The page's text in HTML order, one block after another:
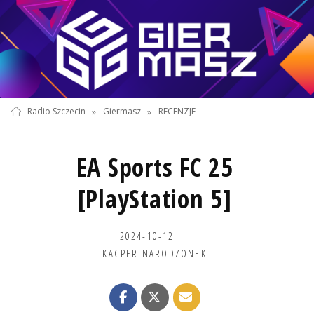
Radio Szczecin » Giermasz » RECENZJE
EA Sports FC 25
[PlayStation 5]
2024-10-12
KACPER NARODZONEK